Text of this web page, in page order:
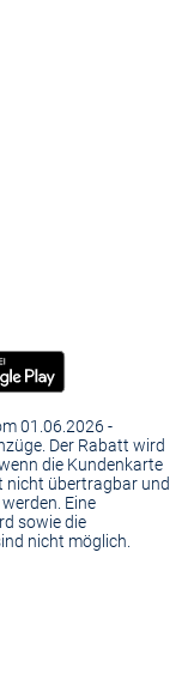
01.06.2026 -
Der Rabatt wird
die Kundenkarte
nicht übertragbar und
Eine
sowie die
nicht möglich.